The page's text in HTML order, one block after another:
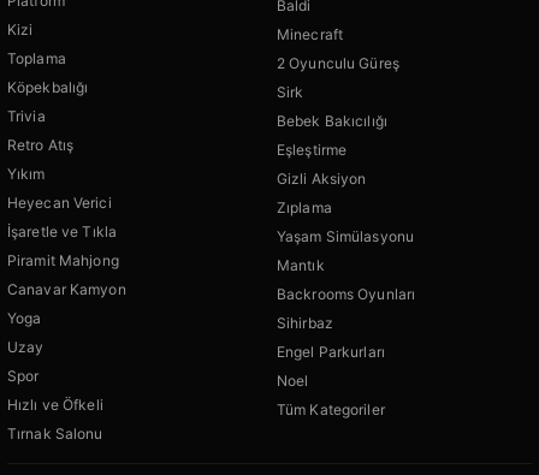
Kizi
Toplama
Köpekbalığı
Trivia
Retro Atış
Yıkım
Heyecan Verici
İşaretle ve Tıkla
Piramit Mahjong
Canavar Kamyon
Yoga
Uzay
Spor
Hızlı ve Öfkeli
Tırnak Salonu
Baldi
Minecraft
2 Oyunculu Güreş
Sirk
Bebek Bakıcılığı
Eşleştirme
Gizli Aksiyon
Zıplama
Yaşam Simülasyonu
Mantık
Backrooms Oyunları
Sihirbaz
Engel Parkurları
Noel
Tüm Kategoriler